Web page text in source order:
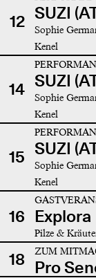
12 SUZI
Sophie
Kenel
14 SUZI
Sophie
Kenel
15 SUZI
Sophie
Kenel
16 Explora
Pilze &
18 ZUM
Pro